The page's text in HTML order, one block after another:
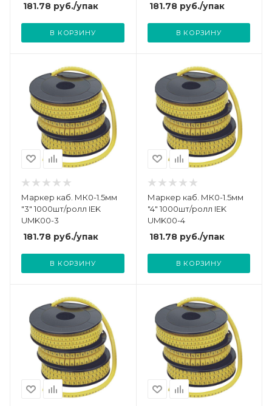
181.78 руб./упак
В КОРЗИНУ
181.78руб./упак
В КОРЗИНУ
Маркер каб. МК0-1.5мм
"3" 1000шт/ролл IEK
UMK00-3
181.78 руб./упак
В КОРЗИНУ
Маркер каб. МК0-1.5мм
"4" 1000шт/ролл IEK
UMK00-4
181.78руб./упак
В КОРЗИНУ